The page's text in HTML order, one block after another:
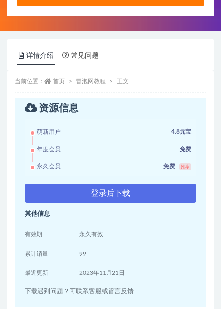
详情介绍 常见问题
当前位置： 首页 冒泡网教程 正文
资源信息
萌新用户 4.8元宝
年度会员 免费
永久会员 免费 推荐
登录后下载
其他信息
有效期 永久有效
累计销量 99
最近更新 2023年11月21日
下载遇到问题？可联系客服或留言反馈